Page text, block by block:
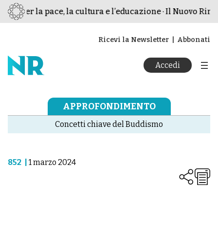
per la pace, la cultura e l’educazione · Il Nuovo
Ricevi la Newsletter Abbonati
Accedi
APPROFONDIMENTO
Concetti chiave del Buddismo
852 1 marzo 2024